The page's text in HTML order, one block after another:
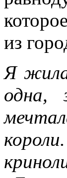
из
Я жила
одна,